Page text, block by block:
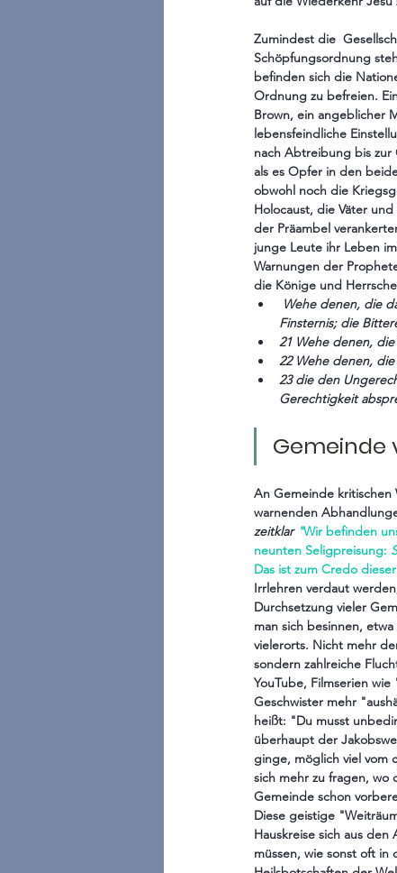
Zumindest die
Schöpfungsordnung
befinden sich die
Ordnung zu befreien.
Brown, ein angeblicher
lebensfeindliche
nach Abtreibung bis
als es Opfer in den
obwohl noch die
Holocaust, die Väter
der Präambel
junge Leute ihr Leben
Warnungen der
die Könige und
Finsternis; die
21 Wehe denen,
22 Wehe denen,
23 die den
Gerechtigkeit
Gemeinde
An Gemeinde
warnenden
zeitklar "Wir befinden
neunten Seligpreisung:
Das ist zum Credo
Irrlehren verdaut
Durchsetzung vieler
man sich besinnen,
vielerorts. Nicht mehr
sondern zahlreiche
YouTube, Filmserien
Geschwister mehr
heißt: "Du musst
überhaupt der
ginge, möglich viel vom
sich mehr zu fragen,
Gemeinde schon
Diese geistige
Hauskreise sich aus
müssen, wie sonst oft